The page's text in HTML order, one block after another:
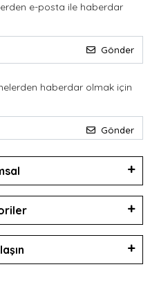
e-posta ile haberdar
Gönder
haberdar olmak için
Gönder